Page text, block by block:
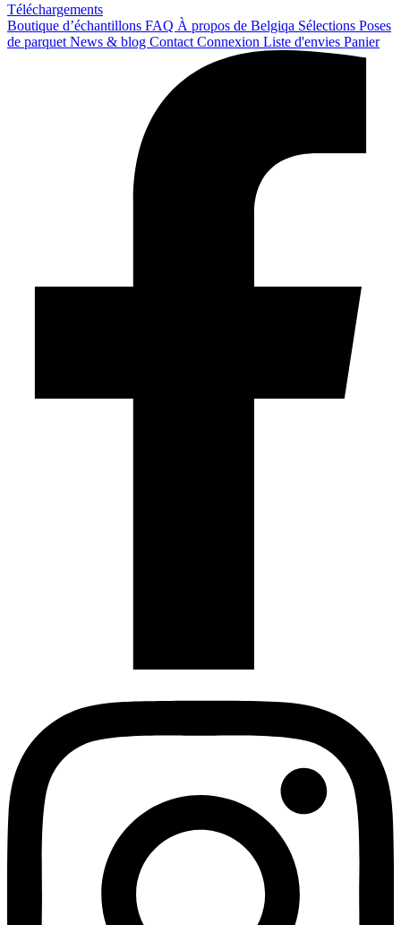
Téléchargements
Boutique d’échantillons FAQ À propos de Belgiqa Sélections Poses
de parquet News & blog Contact Connexion Liste d'envies Panier